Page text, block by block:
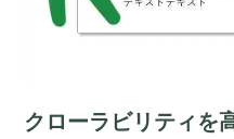
クローラビリティを